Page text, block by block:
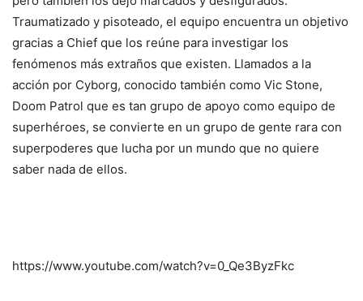
Traumatizado y pisoteado, el equipo encuentra un objetivo
gracias a Chief que los reúne para investigar los
fenómenos más extraños que existen. Llamados a la
acción por Cyborg, conocido también como Vic Stone,
Doom Patrol que es tan grupo de apoyo como equipo de
superhéroes, se convierte en un grupo de gente rara con
superpoderes que lucha por un mundo que no quiere
saber nada de ellos.
https://www.youtube.com/watch?v=0_Qe3ByzFkc